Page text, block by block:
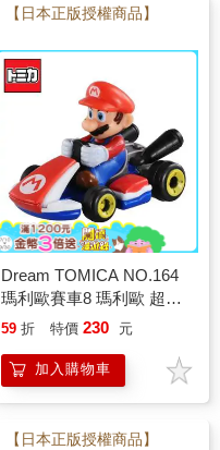
【日本正版授權商品】
Dream TOMICA NO.164
瑪利歐賽車8 瑪利歐 超級
瑪利 小汽車 玩具車 多美
59 折 特價 230 元
加入購物車
【日本正版授權商品】